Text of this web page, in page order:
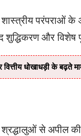
शास्त्रीय परंपराओं
शुद्धिकरण और विशेष
धोखाधड़ी के बढ़ते
से अपील की